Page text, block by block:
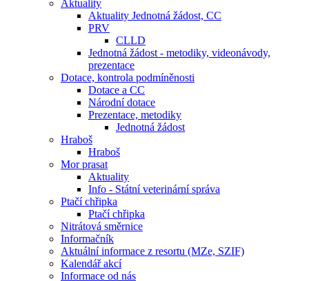
Aktuality
Aktuality Jednotná žádost, CC
PRV
CLLD
Jednotná žádost - metodiky, videonávody,
prezentace
Dotace, kontrola podmíněnosti
Dotace a CC
Národní dotace
Prezentace, metodiky
Jednotná žádost
Hraboš
Hraboš
Mor prasat
Aktuality
Info - Státní veterinární správa
Ptačí chřipka
Ptačí chřipka
Nitrátová směrnice
Informačník
Aktuální informace z resortu (MZe, SZIF)
Kalendář akcí
Informace od nás